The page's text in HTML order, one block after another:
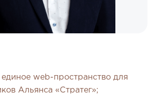
единое web-пространство для
Альянса «Стратег»;